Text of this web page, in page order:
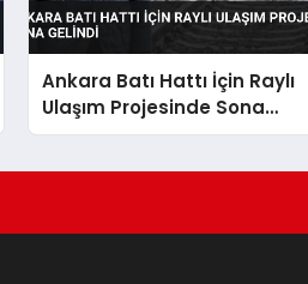
Ankara Batı Hattı İçin Raylı
Ulaşım Projesinde Sona
Gelindi